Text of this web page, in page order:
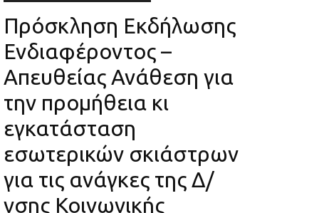
Πρόσκληση Εκδήλωσης
Ενδιαφέροντος –
Απευθείας Ανάθεση για
την προμήθεια κι
εγκατάσταση
εσωτερικών σκιάστρων
για τις ανάγκες της Δ/
νσης Κοινωνικής